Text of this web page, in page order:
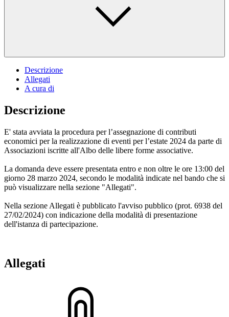
Descrizione
Allegati
A cura di
Descrizione
E' stata avviata la procedura per l’assegnazione di contributi
economici per la realizzazione di eventi per l’estate 2024 da parte di
Associazioni iscritte all'Albo delle libere forme associative.
La domanda deve essere presentata entro e non oltre le ore 13:00 del
giorno 28 marzo 2024, secondo le modalità indicate nel bando che si
può visualizzare nella sezione "Allegati".
Nella sezione Allegati è pubblicato l'avviso pubblico (prot. 6938 del
27/02/2024) con indicazione della modalità di presentazione
dell'istanza di partecipazione.
Allegati